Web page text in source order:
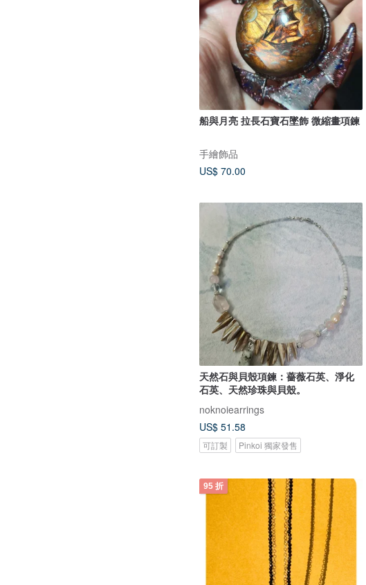
船與月亮 拉長石寶石墜飾 微縮畫項鍊
手繪飾品
US$ 70.00
天然石與貝殼項鍊：薔薇石英、淨化
石英、天然珍珠與貝殼。
noknoiearrings
US$ 51.58
可訂製 Pinkoi 獨家發售
95 折